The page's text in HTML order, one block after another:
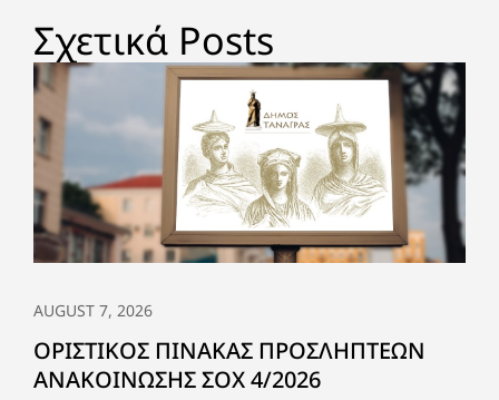
Σχετικά Posts
AUGUST 7, 2026
ΟΡΙΣΤΙΚΟΣ ΠΙΝΑΚΑΣ ΠΡΟΣΛΗΠΤΕΩΝ
ΑΝΑΚΟΙΝΩΣΗΣ ΣΟΧ 4/2026